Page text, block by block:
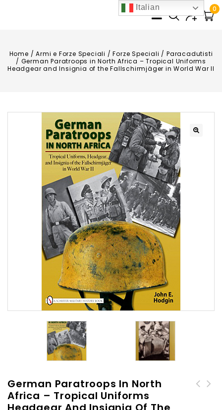
0
Home /Armi e Forze Speciali /Forze Speciali /Paracadutisti
/ German Paratroops in North Africa – Tropical Uniforms
Headgear and Insignia of the Fallschirmjäger in World War II
German Paratroops In North
Africa – Tropical Uniforms
Italian